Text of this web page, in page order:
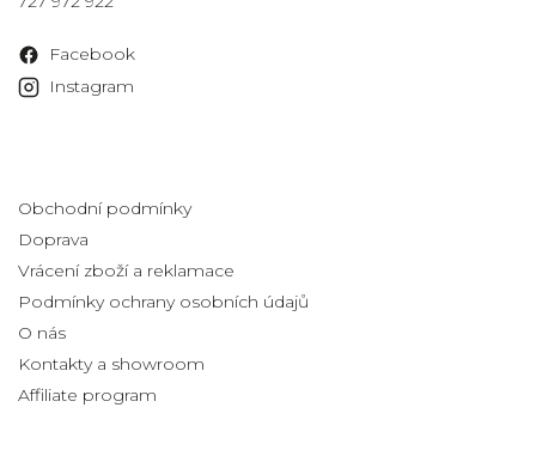
Facebook
Instagram
Obchodní podmínky
Doprava
Vrácení zboží a reklamace
Podmínky ochrany osobních údajů
O nás
Kontakty a showroom
Affiliate program